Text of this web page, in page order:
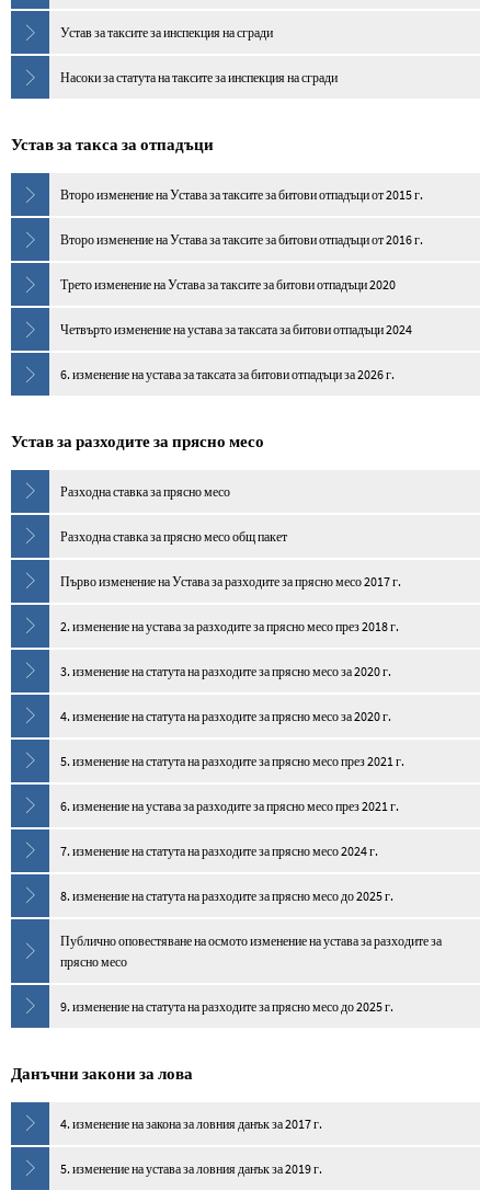
Устав за таксите за инспекция на сгради
Насоки за статута на таксите за инспекция на сгради
Устав за такса за отпадъци
Второ изменение на Устава за таксите за битови отпадъци от 2015 г.
Второ изменение на Устава за таксите за битови отпадъци от 2016 г.
Трето изменение на Устава за таксите за битови отпадъци 2020
Четвърто изменение на устава за таксата за битови отпадъци 2024
6. изменение на устава за таксата за битови отпадъци за 2026 г.
Устав за разходите за прясно месо
Разходна ставка за прясно месо
Разходна ставка за прясно месо общ пакет
Първо изменение на Устава за разходите за прясно месо 2017 г.
2. изменение на устава за разходите за прясно месо през 2018 г.
3. изменение на статута на разходите за прясно месо за 2020 г.
4. изменение на статута на разходите за прясно месо за 2020 г.
5. изменение на статута на разходите за прясно месо през 2021 г.
6. изменение на устава за разходите за прясно месо през 2021 г.
7. изменение на статута на разходите за прясно месо 2024 г.
8. изменение на статута на разходите за прясно месо до 2025 г.
Публично оповестяване на осмото изменение на устава за разходите за
прясно месо
9. изменение на статута на разходите за прясно месо до 2025 г.
Данъчни закони за лова
4. изменение на закона за ловния данък за 2017 г.
5. изменение на устава за ловния данък за 2019 г.